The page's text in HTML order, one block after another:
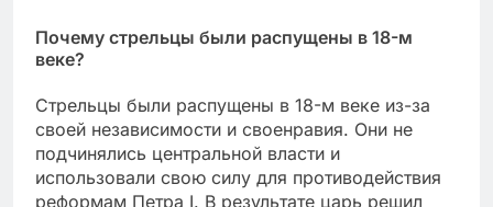
Почему стрельцы были распущены в 18-м
веке?
Стрельцы были распущены в 18-м веке из-за
своей независимости и своенравия. Они не
подчинялись центральной власти и
использовали свою силу для противодействия
реформам Петра I. В результате царь решил